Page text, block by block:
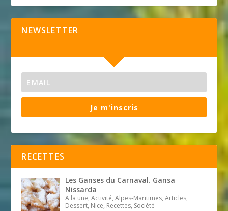
NEWSLETTER
Je m'inscris
RECETTES
Les Ganses du Carnaval. Gansa
Nissarda
A la une, Activité, Alpes-Maritimes, Articles,
Dessert, Nice, Recettes, Société